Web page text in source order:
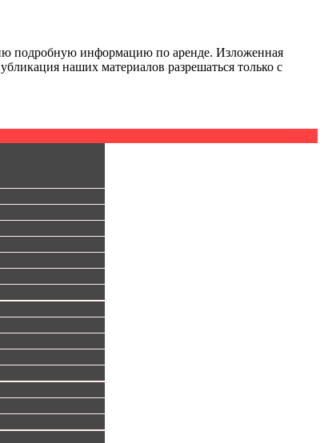
подробную информацию по аренде. Изложенная
наших материалов разрешаться только с